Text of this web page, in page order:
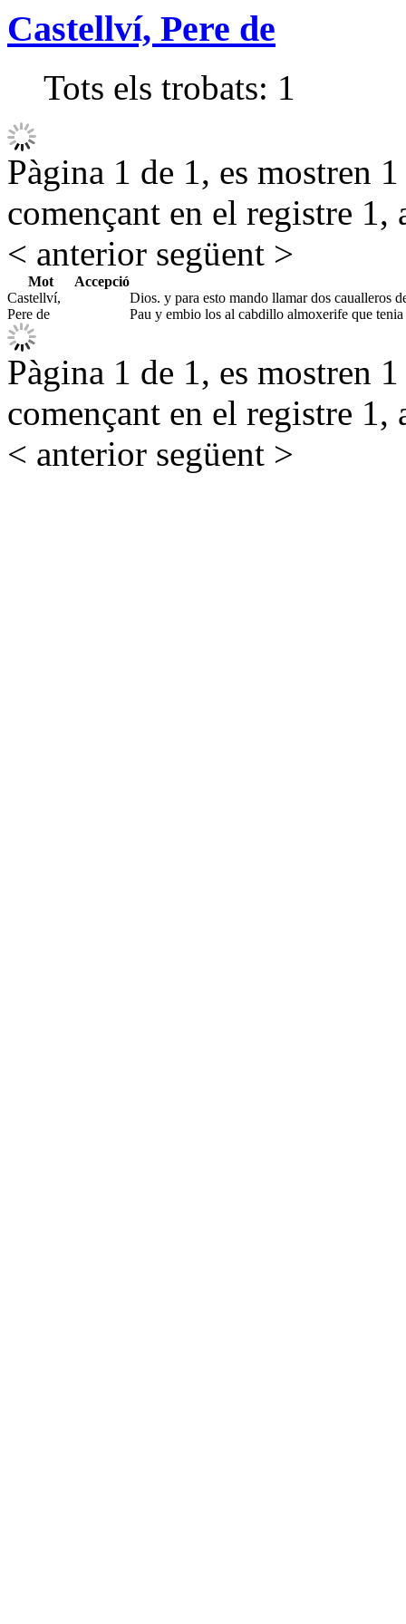
Castellví, Pere de
Tots els trobats: 1
Pàgina 1 de 1, es mostren
començant en el registre 1,
< anterior següent >
Mot
Accepció
Castellví,
Pere de
Dios. y para esto mando llamar dos caualleros
Pau y embio los al cabdillo almoxerife que
Pàgina 1 de 1, es mostren
començant en el registre 1,
< anterior següent >